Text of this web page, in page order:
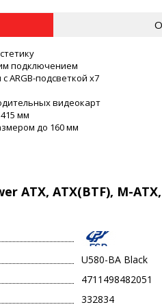
подключением
ARGB-подсветкой x7
видеокарт
мм
до 160 мм
ATX, ATX(BTF), M-
U580-BA Black
4711498482051
332834